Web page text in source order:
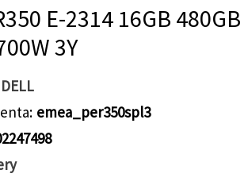
E-2314 16GB
3Y
DELL
emea_per350spl3